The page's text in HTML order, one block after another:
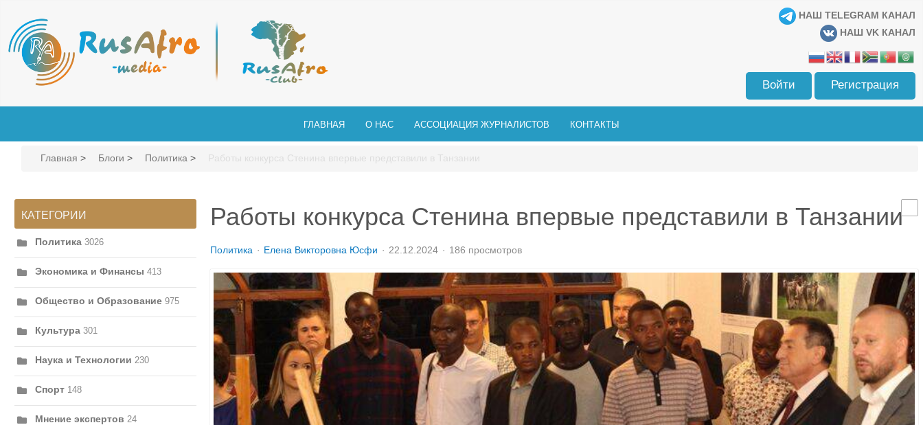
НАШ TELEGRAM КАНАЛ
НАШ VK КАНАЛ
Войти Регистрация
ГЛАВНАЯ О НАС АССОЦИАЦИЯ ЖУРНАЛИСТОВ КОНТАКТЫ
Главная > Блоги > Политика > Работы конкурса Стенина впервые представили в Танзании
КАТЕГОРИИ
Политика 3026
Экономика и Финансы 413
Общество и Образование 975
Культура 301
Наука и Технологии 230
Спорт 148
Мнение экспертов 24
Работы конкурса Стенина впервые представили в Танзании
Политика Елена Викторовна Юсфи 22.12.2024 186 просмотров